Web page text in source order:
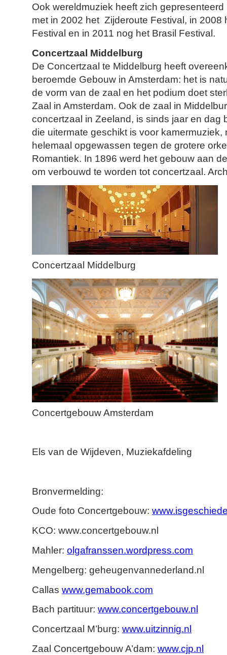
Ook wereldmuziek heeft zich
met in 2002 het Zijderoute Festival, in 2008
Festival en in 2011 nog het Brasil Festival.
Concertzaal Middelburg
De Concertzaal te Middelburg heeft
beroemde Gebouw in Amsterdam: het is
de vorm van de zaal en het podium doet
Zaal in Amsterdam. Ook de zaal in
concertzaal in Zeeland, is sinds jaar en dag
die uitermate geschikt is voor kamermuziek,
helemaal opgewassen tegen de grotere
Romantiek. In 1896 werd het gebouw aan
om verbouwd te worden tot concertzaal.
Concertzaal Middelburg
Concertgebouw Amsterdam
Els van de Wijdeven, Muziekafdeling
Bronvermelding:
Oude foto Concertgebouw:
KCO: www.concertgebouw.nl
Mahler: olgafranssen.wordpress.com
Mengelberg: geheugenvannederland.nl
Callas www.gemabook.com
Bach partituur: www.concertgebouw.nl
Concertzaal M’burg: www.uitzinnig.nl
Zaal Concertgebouw A’dam: www.cjp.nl